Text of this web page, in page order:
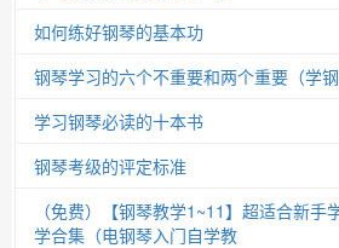
如何练好钢琴的基本功
钢琴学习的六个不重要和两个重要（学钢
学习钢琴必读的十本书
钢琴考级的评定标准
（免费）【钢琴教学1~11】超适合新手
学合集（电钢琴入门自学教